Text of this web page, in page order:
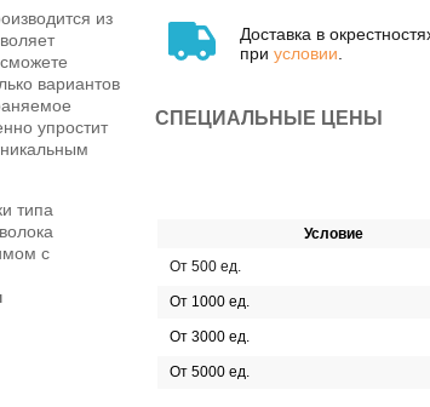
Доставка в
при условии
СПЕЦИАЛЬНЫЕ ЦЕНЫ
Условие
От 500 ед.
От 1000 ед.
От 3000 ед.
От 5000 ед.
из
вариантов
упростит
типа
с